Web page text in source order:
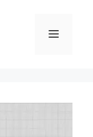
Menu